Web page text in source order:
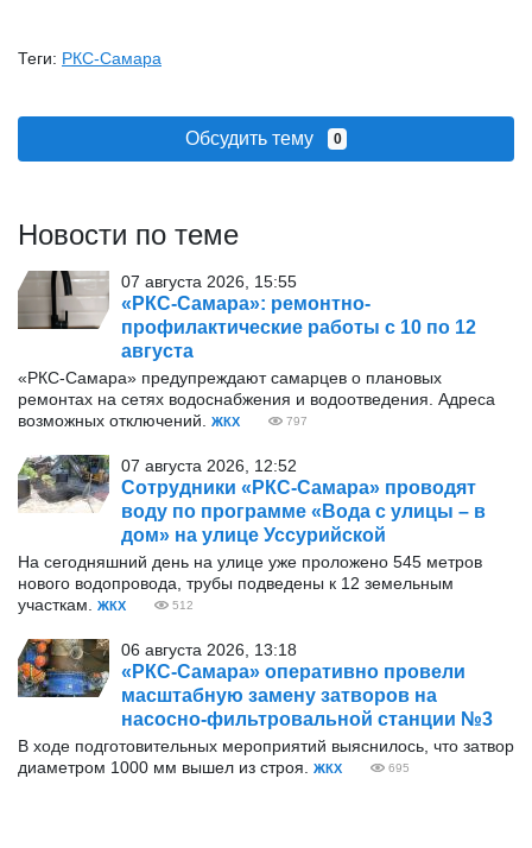
Теги: РКС-Самара
Обсудить тему 0
Новости по теме
07 августа 2026, 15:55
«РКС-Самара»: ремонтно-
профилактические работы с 10 по 12
августа
«РКС-Самара» предупреждают самарцев о плановых
ремонтах на сетях водоснабжения и водоотведения. Адреса
возможных отключений.
ЖКХ 797
07 августа 2026, 12:52
Сотрудники «РКС-Самара» проводят
воду по программе «Вода с улицы – в
дом» на улице Уссурийской
На сегодняшний день на улице уже проложено 545 метров
нового водопровода, трубы подведены к 12 земельным
участкам.
ЖКХ 512
06 августа 2026, 13:18
«РКС-Самара» оперативно провели
масштабную замену затворов на
насосно-фильтровальной станции №3
В ходе подготовительных мероприятий выяснилось, что затвор
диаметром 1000 мм вышел из строя.
ЖКХ 695